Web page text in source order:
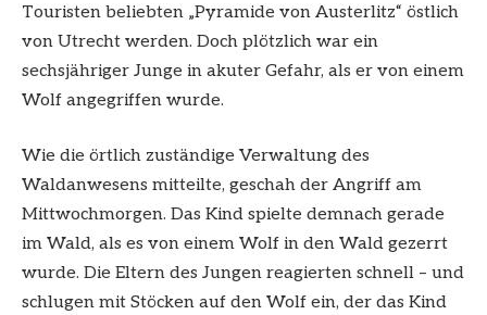
Touristen beliebten „Pyramide von Austerlitz“ östlich
von Utrecht werden. Doch plötzlich war ein
sechsjähriger Junge in akuter Gefahr, als er von einem
Wolf angegriffen wurde.
Wie die örtlich zuständige Verwaltung des
Waldanwesens mitteilte, geschah der Angriff am
Mittwochmorgen. Das Kind spielte demnach gerade
im Wald, als es von einem Wolf in den Wald gezerrt
wurde. Die Eltern des Jungen reagierten schnell – und
schlugen mit Stöcken auf den Wolf ein, der das Kind